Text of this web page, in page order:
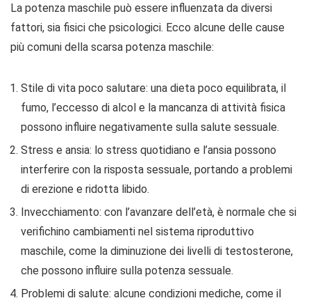
La potenza maschile può essere influenzata da diversi
fattori, sia fisici che psicologici. Ecco alcune delle cause
più comuni della scarsa potenza maschile:
Stile di vita poco salutare: una dieta poco equilibrata, il
fumo, l’eccesso di alcol e la mancanza di attività fisica
possono influire negativamente sulla salute sessuale.
Stress e ansia: lo stress quotidiano e l’ansia possono
interferire con la risposta sessuale, portando a problemi
di erezione e ridotta libido.
Invecchiamento: con l’avanzare dell’età, è normale che si
verifichino cambiamenti nel sistema riproduttivo
maschile, come la diminuzione dei livelli di testosterone,
che possono influire sulla potenza sessuale.
Problemi di salute: alcune condizioni mediche, come il